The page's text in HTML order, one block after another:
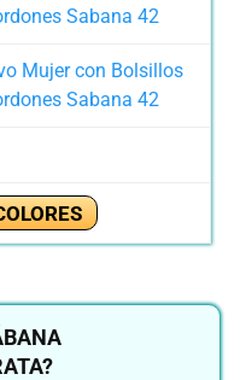
Mujer con Bolsillos
Sabana 42